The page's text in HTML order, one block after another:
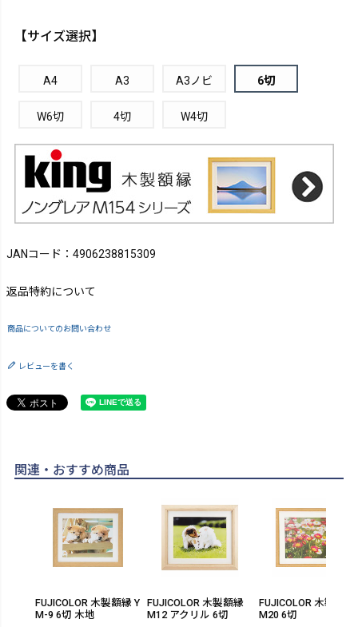
【サイズ選択】
A4 A3 A3ノビ 6切
W6切 4切 W4切
JANコード：4906238815309
返品特約について
商品についてのお問い合わせ
レビューを書く
関連・おすすめ商品
FUJICOLOR 木製額縁 Y
M-9 6切 木地
FUJICOLOR 木製額縁
M12 アクリル 6切
FUJICOLOR 木製額縁
M20 6切